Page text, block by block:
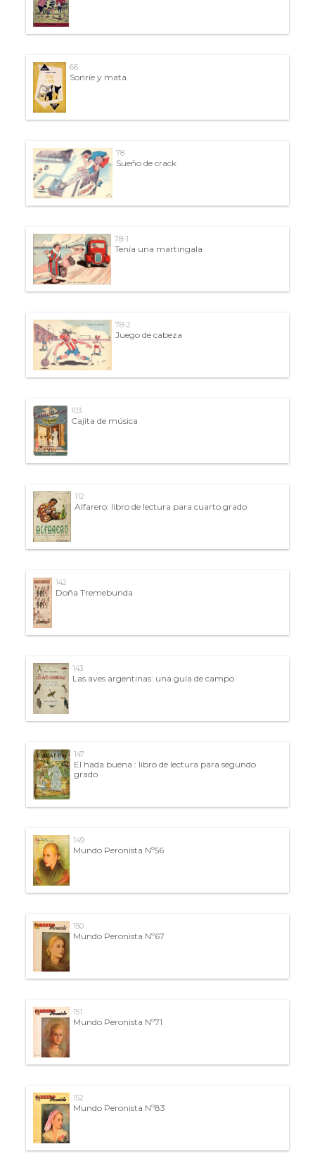
66
Sonríe y mata
78
Sueño de crack
78-1
Tenía una martingala
78-2
Juego de cabeza
103
Cajita de música
112
Alfarero: libro de lectura para cuarto grado
142
Doña Tremebunda
143
Las aves argentinas: una guía de campo
147
El hada buena : libro de lectura para segundo
grado
149
Mundo Peronista Nº56
150
Mundo Peronista Nº67
151
Mundo Peronista Nº71
152
Mundo Peronista Nº83